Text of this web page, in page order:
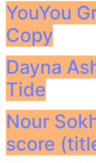
YouYou
Copy
Dayna
Tide
Nour
score